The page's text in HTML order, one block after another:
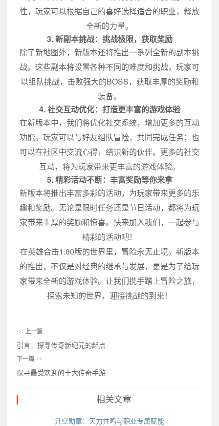
性，玩家可以根据自己的喜好选择适合的职业，释放
全新的力量。
3. 新副本挑战：挑战极限，获取奖励
除了新地图外，新版本还将推出一系列全新的副本挑
战。这些副本将设置各种不同的难度和挑战，玩家可
以组队挑战，击败强大的BOSS，获取丰厚的奖励和
装备。
4. 社交互动优化：打造更丰富的游戏体验
在新版本中，我们将优化社交系统，增加更多的互动
功能。玩家可以与好友组队冒险，共同完成任务；也
可以在社区中交流心得，结识新的伙伴。更多的社交
互动，将为玩家带来更丰富的游戏体验。
5. 精彩活动不断：丰富奖励等你来拿
新版本将推出丰富多彩的活动，为玩家带来更多的乐
趣和奖励。无论是限时任务还是节日活动，都将为玩
家带来丰厚的奖励和惊喜。快来加入我们，一起参与
精彩的活动吧！
在英雄合击1.80版的世界里，冒险永无止境。新版本
的推出，不仅是对经典的继承与发展，更是为了给玩
家带来全新的游戏体验。让我们携手踏上冒险之旅，
探索未知的世界，迎接挑战的到来！
<< 上一篇
引言：探寻传奇新纪元的起点
下一篇 >>
探寻最受欢迎的十大传奇手游
相关文章
升空勋章：天力共鸣与职业专属赋能